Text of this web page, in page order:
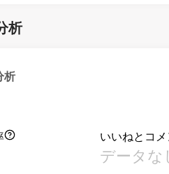
析
析
いいねとコ
データな